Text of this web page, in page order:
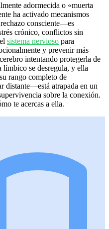
adormecida o «muerta
ha activado mecanismos
consciente—es
crónico, conflictos sin
sistema nervioso para
y prevenir más
intentando protegerla de
límbico se desregula, y ella
rango completo de
distante—está atrapada en un
sobre la conexión.
te acercas a ella.